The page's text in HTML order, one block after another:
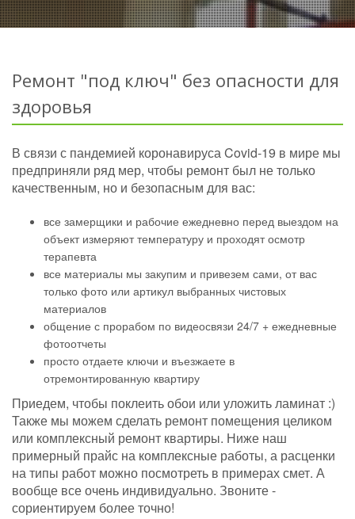
Ремонт "под ключ" без опасности для
здоровья
В связи с пандемией коронавируса Covid-19 в мире мы
предприняли ряд мер, чтобы ремонт был не только
качественным, но и безопасным для вас:
все замерщики и рабочие ежедневно перед выездом на
объект измеряют температуру и проходят осмотр
терапевта
все материалы мы закупим и привезем сами, от вас
только фото или артикул выбранных чистовых
материалов
общение с прорабом по видеосвязи 24/7 + ежедневные
фотоотчеты
просто отдаете ключи и въезжаете в
отремонтированную квартиру
Приедем, чтобы поклеить обои или уложить ламинат :)
Также мы можем сделать ремонт помещения целиком
или комплексный ремонт квартиры. Ниже наш
примерный прайс на комплексные работы, а расценки
на типы работ можно посмотреть в примерах смет. А
вообще все очень индивидуально. Звоните -
сориентируем более точно!